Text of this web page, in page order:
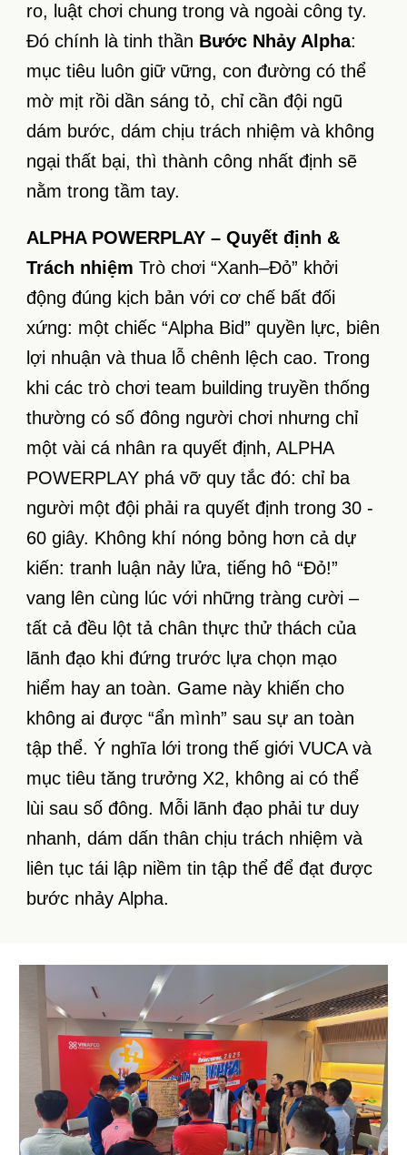
ro, luật chơi chung trong và ngoài công ty.
Đó chính là tinh thần Bước Nhảy Alpha:
mục tiêu luôn giữ vững, con đường có thể
mờ mịt rồi dần sáng tỏ, chỉ cần đội ngũ
dám bước, dám chịu trách nhiệm và không
ngại thất bại, thì thành công nhất định sẽ
nằm trong tầm tay.
ALPHA POWERPLAY – Quyết định &
Trách nhiệm Trò chơi “Xanh–Đỏ” khởi
động đúng kịch bản với cơ chế bất đối
xứng: một chiếc “Alpha Bid” quyền lực, biên
lợi nhuận và thua lỗ chênh lệch cao. Trong
khi các trò chơi team building truyền thống
thường có số đông người chơi nhưng chỉ
một vài cá nhân ra quyết định, ALPHA
POWERPLAY phá vỡ quy tắc đó: chỉ ba
người một đội phải ra quyết định trong 30 -
60 giây. Không khí nóng bỏng hơn cả dự
kiến: tranh luận nảy lửa, tiếng hô “Đỏ!”
vang lên cùng lúc với những tràng cười –
tất cả đều lột tả chân thực thử thách của
lãnh đạo khi đứng trước lựa chọn mạo
hiểm hay an toàn. Game này khiến cho
không ai được “ẩn mình” sau sự an toàn
tập thể. Ý nghĩa lới trong thế giới VUCA và
mục tiêu tăng trưởng X2, không ai có thể
lùi sau số đông. Mỗi lãnh đạo phải tư duy
nhanh, dám dấn thân chịu trách nhiệm và
liên tục tái lập niềm tin tập thể để đạt được
bước nhảy Alpha.